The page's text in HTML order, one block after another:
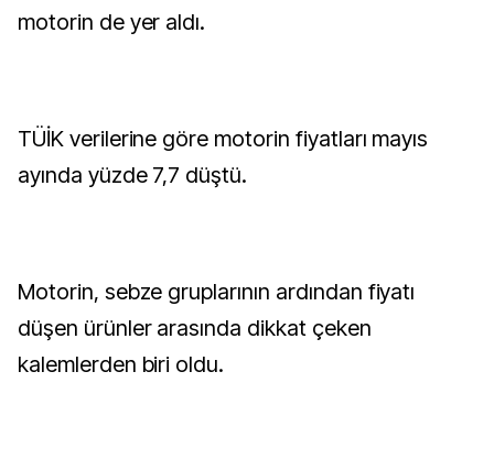
motorin de yer aldı.
TÜİK verilerine göre motorin fiyatları mayıs
ayında yüzde 7,7 düştü.
Motorin, sebze gruplarının ardından fiyatı
düşen ürünler arasında dikkat çeken
kalemlerden biri oldu.